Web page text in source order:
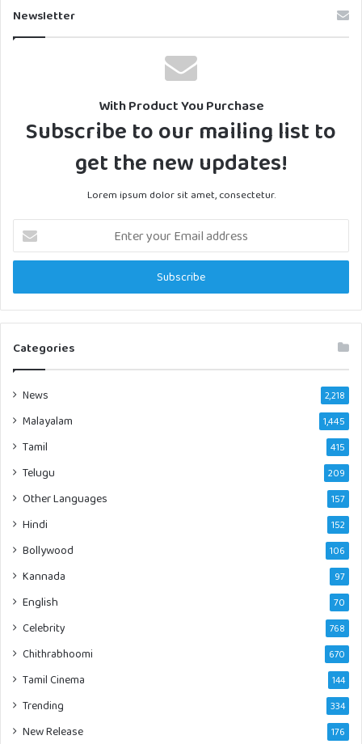
Newsletter
With Product You Purchase
Subscribe to our mailing list to
get the new updates!
Lorem ipsum dolor sit amet, consectetur.
Enter
your
Email
Categories
News 2,218
Malayalam 1,445
Tamil 415
Telugu 209
Other Languages 157
Hindi 152
Bollywood 106
Kannada 97
English 70
Celebrity 768
Chithrabhoomi 670
Tamil Cinema 144
Trending 334
New Release 176